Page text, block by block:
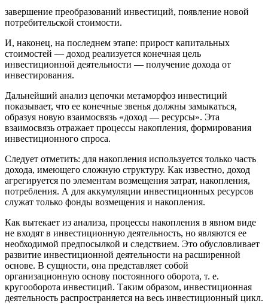
завершение преобразований инвестиций, появление новой
потребительской стоимости.
И, наконец, на последнем этапе: прирост капитальных
стоимостей — доход реализуется конечная цель
инвестиционной деятельности — получение дохода от
инвестирования.
Дальнейший анализ цепочки метаморфоз инвестиций
показывает, что ее конечные звенья должны замыкаться,
образуя новую взаимосвязь «доход — ресурсы». Эта
взаимосвязь отражает процессы накопления, формирования
инвестиционного спроса.
Следует отметить: для накопления используется только часть
дохода, имеющего сложную структуру. Как известно, доход
агрегируется по элементам возмещения затрат, накопления,
потребления. А для аккумуляции инвестиционных ресурсов
служат только фонды возмещения и накопления.
Как вытекает из анализа, процессы накопления в явном виде
не входят в инвестиционную деятельность, но являются ее
необходимой предпосылкой и следствием. Это обусловливает
развитие инвестиционной деятельности на расширенной
основе. В сущности, она представляет собой
организационную основу постоянного оборота, т. е.
кругооборота инвестиций. Таким образом, инвестиционная
деятельность распространяется на весь инвестиционный цикл.